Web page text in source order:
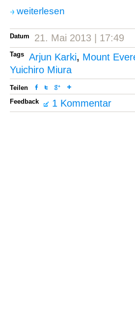
weiterlesen
Datum 21. Mai 2013 | 17:49
Tags Arjun Karki, Mount
Yuichiro Miura
Teilen
Feedback
1 Kommentar